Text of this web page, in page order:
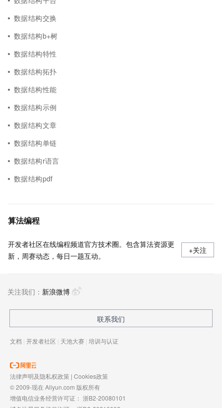
数据结构交换
数据结构b+树
数据结构特性
数据结构拓扑
数据结构性能
数据结构示例
数据结构文章
数据结构单链
数据结构r语言
数据结构pdf
算法编程
开发者社区在线编程频道官方技术圈。包含算法资源更
新，周赛动态，每日一题互动。
+关注
关注我们： 新浪微博
联系我们
文档 | 开发者社区 | 天池大赛 | 培训与认证
法律声明及隐私权政策 | Cookies政策
© 2009-现在 Aliyun.com 版权所有
增值电信业务经营许可证： 浙B2-20080101